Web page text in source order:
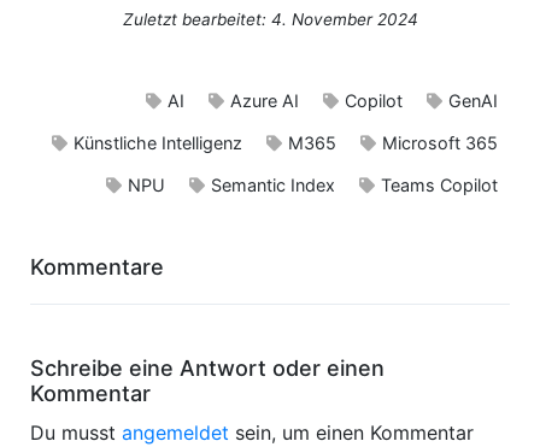
Zuletzt bearbeitet: 4. November 2024
AI Azure AI Copilot GenAI
Künstliche Intelligenz M365 Microsoft 365
NPU Semantic Index Teams Copilot
Kommentare
Schreibe eine Antwort oder einen
Kommentar
Du musst angemeldet sein, um einen Kommentar